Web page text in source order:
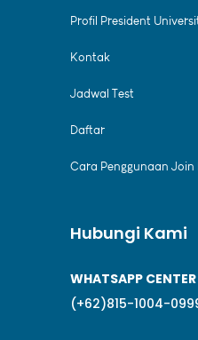
Profil President
Kontak
Jadwal Test
Daftar
Cara Penggunaan Join
Hubungi Kami
WHATSAPP CENTER
(+62)815-1004-